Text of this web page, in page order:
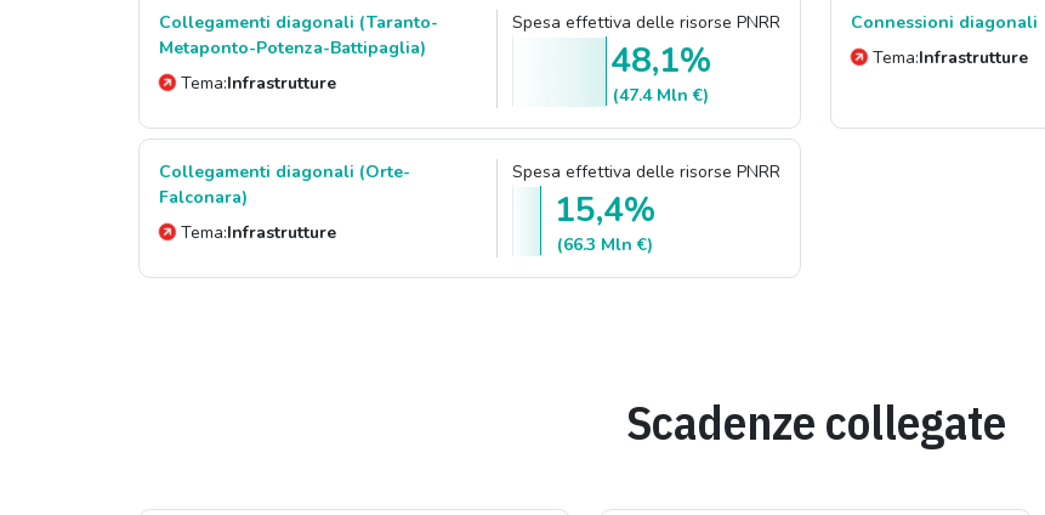
Collegamenti diagonali (Taranto-
Metaponto-Potenza-Battipaglia)
Tema:Infrastrutture
Spesa effettiva delle risorse PNRR
48,1%
(47.4 Mln €)
Connessioni diagonali
Tema:Infrastrutture
Collegamenti diagonali (Orte-
Falconara)
Tema:Infrastrutture
Spesa effettiva delle risorse PNRR
15,4%
(66.3 Mln €)
Scadenze collegate